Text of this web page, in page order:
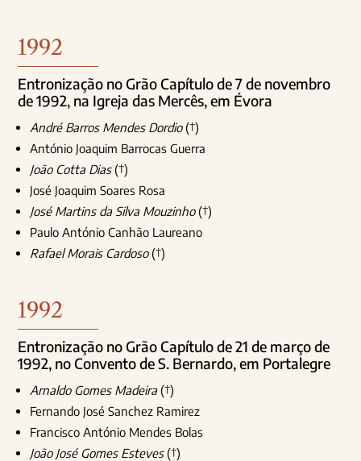
1992
Entronização no Grão Capítulo de 7 de novembro
de 1992, na Igreja das Mercês, em Évora
André Barros Mendes Dordio(†)
António Joaquim Barrocas Guerra
João Cotta Dias(†)
José Joaquim Soares Rosa
José Martins da Silva Mouzinho(†)
Paulo António Canhão Laureano
Rafael Morais Cardoso(†)
1992
Entronização no Grão Capítulo de 21 de março de
1992, no Convento de S. Bernardo, em Portalegre
Arnaldo Gomes Madeira(†)
Fernando José Sanchez Ramirez
Francisco António Mendes Bolas
João José Gomes Esteves(†)